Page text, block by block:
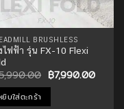
BRUSHLESS
ไฟฟ้า รุ่น FX-10 Flexi
Original
price
was:
฿7,990.00
ยิบใส่ตะกร้า